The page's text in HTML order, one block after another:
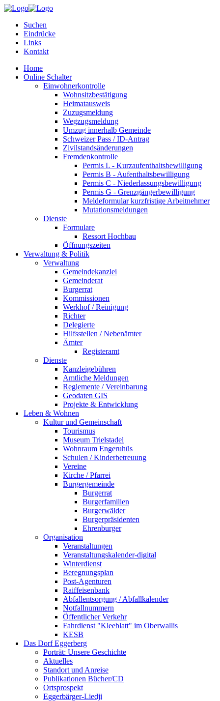
Suchen
Eindrücke
Links
Kontakt
Home
Online Schalter
Einwohnerkontrolle
Wohnsitzbestätigung
Heimatausweis
Zuzugsmeldung
Wegzugsmeldung
Umzug innerhalb Gemeinde
Schweizer Pass / ID-Antrag
Zivilstandsänderungen
Fremdenkontrolle
Permis L - Kurzaufenthaltsbewilligung
Permis B - Aufenthaltsbewilligung
Permis C - Niederlassungsbewilligung
Permis G - Grenzgängerbewilligung
Meldeformular kurzfristige Arbeitnehmer
Mutationsmeldungen
Dienste
Formulare
Ressort Hochbau
Öffnungszeiten
Verwaltung & Politik
Verwaltung
Gemeindekanzlei
Gemeinderat
Burgerrat
Kommissionen
Werkhof / Reinigung
Richter
Delegierte
Hilfsstellen / Nebenämter
Ämter
Registeramt
Dienste
Kanzleigebühren
Amtliche Meldungen
Reglemente / Vereinbarung
Geodaten GIS
Projekte & Entwicklung
Leben & Wohnen
Kultur und Gemeinschaft
Tourismus
Museum Trielstadel
Wohnraum Engeruhüs
Schulen / Kinderbetreuung
Vereine
Kirche / Pfarrei
Burgergemeinde
Burgerrat
Burgerfamilien
Burgerwälder
Burgerpräsidenten
Ehrenburger
Organisation
Veranstaltungen
Veranstaltungskalender-digital
Winterdienst
Beregnungsplan
Post-Agenturen
Raiffeisenbank
Abfallentsorgung / Abfallkalender
Notfallnummern
Öffentlicher Verkehr
Fahrdienst "Kleeblatt" im Oberwallis
KESB
Das Dorf Eggerberg
Porträt: Unsere Geschichte
Aktuelles
Standort und Anreise
Publikationen Bücher/CD
Ortsprospekt
Eggerbärger-Liedji